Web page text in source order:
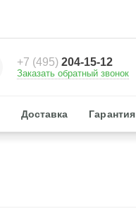
+7 (495)204-15-12
Заказать обратный звонок
Доставка Гарантия